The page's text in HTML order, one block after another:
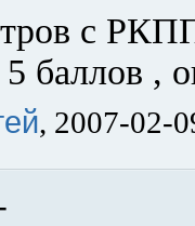
с
5 баллов ,
, 2007-02-